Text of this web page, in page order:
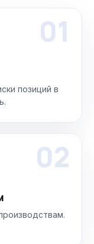
01
позиций в
02